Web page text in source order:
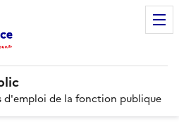
d'emploi de la fonction publique